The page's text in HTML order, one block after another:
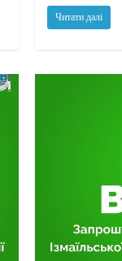
Читати далі